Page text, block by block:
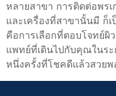
หลายสาขา การติดต่อพร
และเครื่องที่สาขานั้นมี ก็
คือการเลือกที่ตอบโจทย์ผิ
แพทย์ที่เดินไปกับคุณในร
หนึ่งครั้งที่โชคดีแล้วสวย